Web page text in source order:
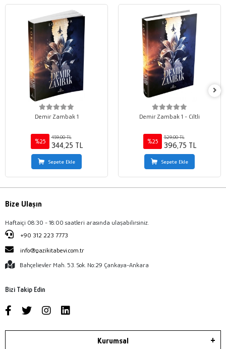
Demir Zambak 1
%25
459,00 TL
344,25 TL
Sepete Ekle
Demir Zambak 1 - Ciltli
%25
529,00 TL
396,75 TL
Sepete Ekle
Bize Ulaşın
Haftaiçi 08:30 - 18:00 saatleri arasında ulaşabilirsiniz.
+90 312 223 7773
info@gazikitabevi.com.tr
Bahçelievler Mah. 53. Sok. No:29 Çankaya-Ankara
Bizi Takip Edin
Kurumsal